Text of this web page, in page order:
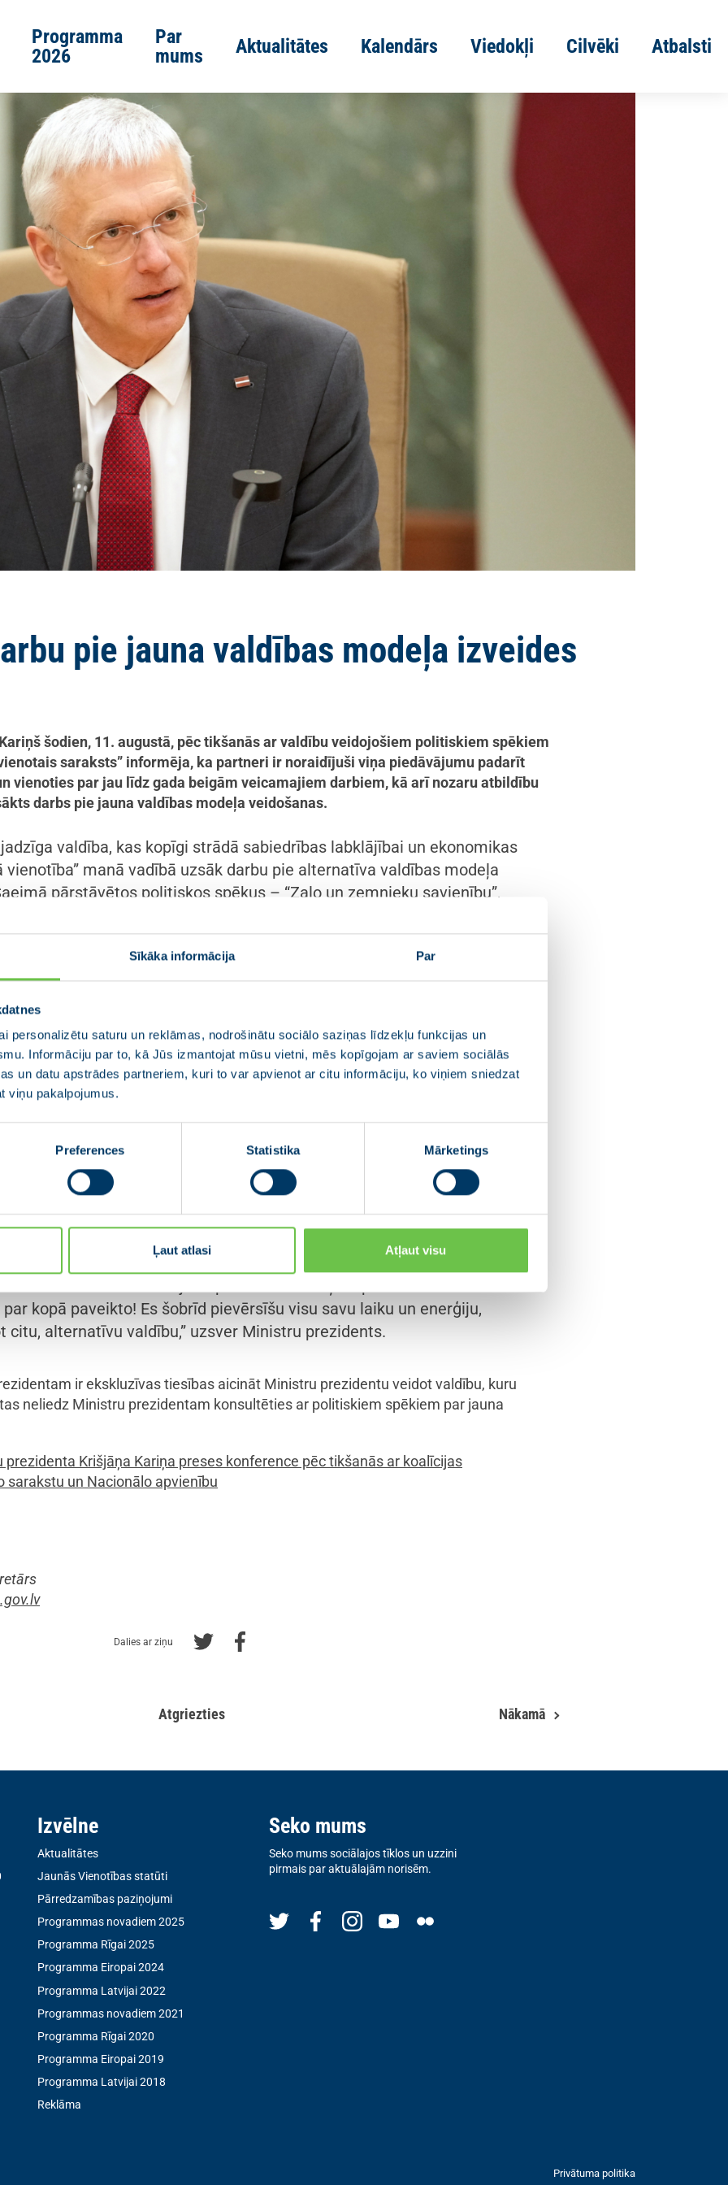
Sīkāka informācija Par
personalizētu saturu un reklāmas, nodrošinātu sociālo saziņas līdzekļu funkcijas un
Informāciju par to, kā Jūs izmantojat mūsu vietni, mēs kopīgojam ar saviem sociālās
un datu apstrādes partneriem, kuri to var apvienot ar citu informāciju, ko viņiem sniedzat
viņu pakalpojumus.
Preferences Statistika Mārketings
Ļaut atlasi Atļaut visu
Programma
2026
Par
mums
Aktualitātes Kalendārs Viedokļi Cilvēki Atbalsti
pie jauna valdības modeļa izveides
šodien, 11. augustā, pēc tikšanās ar valdību veidojošiem politiskiem spēkiem
saraksts” informēja, ka partneri ir noraidījuši viņa piedāvājumu padarīt
vienoties par jau līdz gada beigām veicamajiem darbiem, kā arī nozaru atbildību
darbs pie jauna valdības modeļa veidošanas.
valdība, kas kopīgi strādā sabiedrības labklājībai un ekonomikas
vienotība” manā vadībā uzsāk darbu pie alternatīva valdības modeļa
pārstāvētos politiskos spēkus – “Zaļo un zemnieku savienību”,
valdība, kas kopīgi strādā sabiedrības labklājībai un ekonomikas
pie jauna valdības modeļa, uzrunājot
August 11, 2023
valdība varētu īstenot izvirzītos mērķus ekonomikas transformācijai un sabiedrības
plašs atbalsts gan Saeimā, gan koalīcijā. Tādēļ Ministru prezidents kopš
ir iestājies par valdības paplašināšanu. Tomēr pašreizējie valdību veidojošie
un “Apvienotais saraksts” to neatbalsta un bloķē centienus paplašināt valdību.
tā attīstās. Mēs dzīvojam brīvībā un varam paši veidot savu nākotni.
ir nelieli cinīši, kam ejam pāri, nav nekas ārkārtējs – tā notiek
mūsējā. Es darīšu visu, lai mēs tam ātrāk tiktu pāri un darbs
kopā paveikto! Es šobrīd pievērsīšu visu savu laiku un enerģiju,
citu, alternatīvu valdību,” uzsver Ministru prezidents.
ir ekskluzīvas tiesības aicināt Ministru prezidentu veidot valdību, kuru
neliedz Ministru prezidentam konsultēties ar politiskiem spēkiem par jauna
Dalies ar ziņu
Atgriezties Nākamā
Izvēlne
Aktualitātes
Jaunās Vienotības statūti
Pārredzamības paziņojumi
Programmas novadiem 2025
Programma Rīgai 2025
Programma Eiropai 2024
Programma Latvijai 2022
Programmas novadiem 2021
Programma Rīgai 2020
Programma Eiropai 2019
Programma Latvijai 2018
Reklāma
Seko mums
Seko mums sociālajos tīklos un uzzini
pirmais par aktuālajām norisēm.
Privātuma politika